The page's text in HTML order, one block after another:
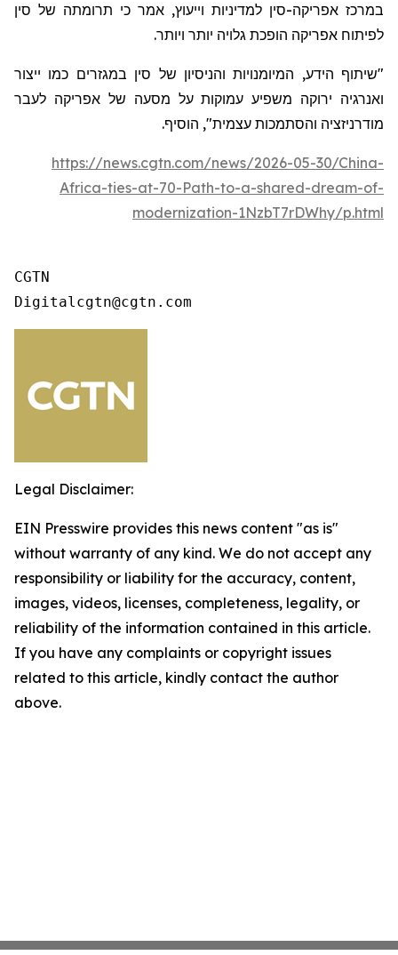
במרכז אפריקה-סין למדיניות וייעוץ, אמר כי תרומתה של סין
לפיתוח אפריקה הופכת גלויה יותר ויותר.
"שיתוף הידע, המיומנויות והניסיון של סין במגזרים כמו ייצור
ואנרגיה ירוקה משפיע עמוקות על מסעה של אפריקה לעבר
מודרניזציה והסתמכות עצמית", הוסיף.
https://news.cgtn.com/news/2026-05-30/China-
Africa-ties-at-70-Path-to-a-shared-dream-of-
modernization-1NzbT7rDWhy/p.html
CGTN
Digitalcgtn@cgtn.com
Legal Disclaimer:
EIN Presswire provides this news content "as is"
without warranty of any kind. We do not accept any
responsibility or liability for the accuracy, content,
images, videos, licenses, completeness, legality, or
reliability of the information contained in this article.
If you have any complaints or copyright issues
related to this article, kindly contact the author
above.